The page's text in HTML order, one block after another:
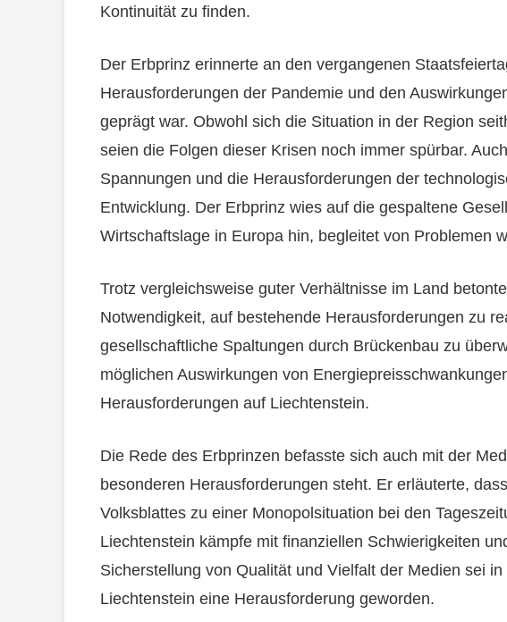
Kontinuität zu finden.
Der Erbprinz erinnerte an den vergangenen
Herausforderungen der Pandemie und den
geprägt war. Obwohl sich die Situation in der Region
seien die Folgen dieser Krisen noch immer spürbar.
Spannungen und die Herausforderungen der
Entwicklung. Der Erbprinz wies auf die gespaltene
Wirtschaftslage in Europa hin, begleitet von Problemen
Trotz vergleichsweise guter Verhältnisse im Land
Notwendigkeit, auf bestehende Herausforderungen zu
gesellschaftliche Spaltungen durch Brückenbau zu
möglichen Auswirkungen von
Herausforderungen auf Liechtenstein.
Die Rede des Erbprinzen befasste sich auch mit der
besonderen Herausforderungen steht. Er erläuterte,
Volksblattes zu einer Monopolsituation bei den
Liechtenstein kämpfe mit finanziellen Schwierigkeiten
Sicherstellung von Qualität und Vielfalt der Medien sei
Liechtenstein eine Herausforderung geworden.